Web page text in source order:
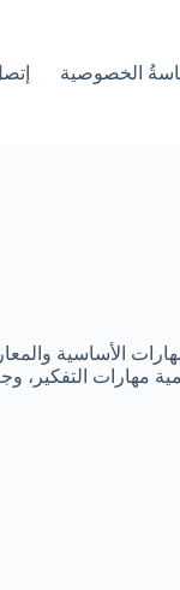
الخصوصية
الأساسية